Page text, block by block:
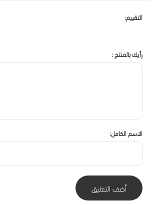
التقييم:
رأيك بالمنتج :
الاسم الكامل:
أضف التعليق